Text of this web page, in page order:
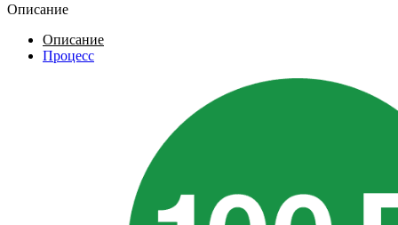
Описание
Описание
Процесс